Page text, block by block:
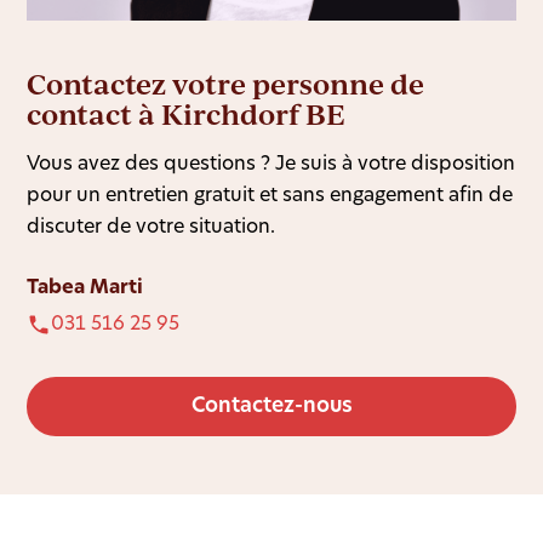
Contactez votre personne de
contact à Kirchdorf BE
Vous avez des questions ? Je suis à votre disposition
pour un entretien gratuit et sans engagement afin de
discuter de votre situation.
Tabea Marti
031 516 25 95
Contactez-nous